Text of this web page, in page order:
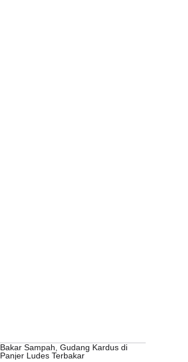
Bakar Sampah, Gudang Kardus di
Panjer Ludes Terbakar